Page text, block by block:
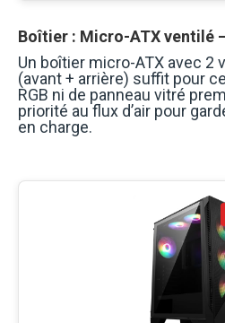
Boîtier : Micro-ATX ventilé
Un boîtier micro-ATX avec 2
(avant + arrière) suffit pour
RGB ni de panneau vitré
priorité au flux d’air pour
en charge.